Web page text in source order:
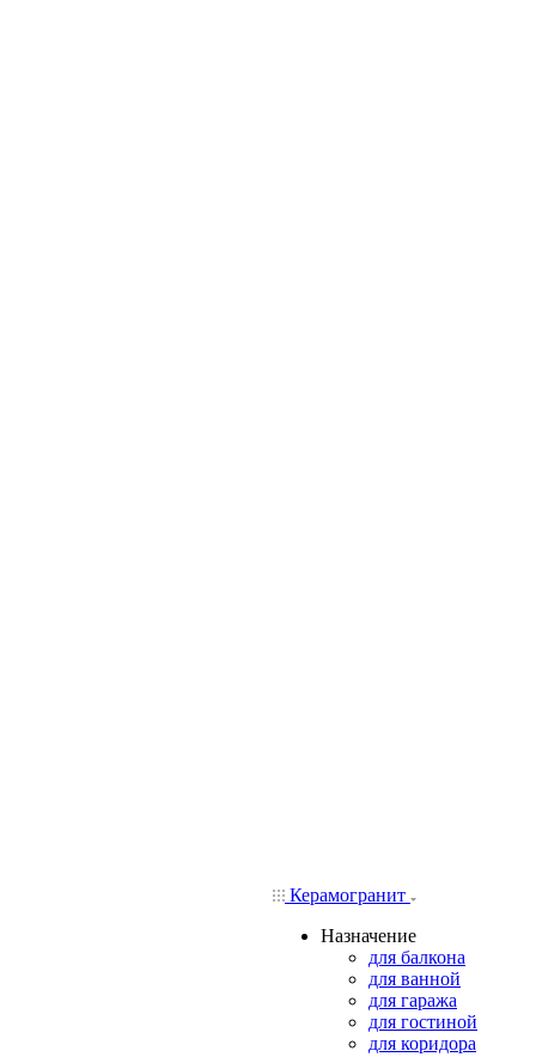
Керамогранит
Назначение
для балкона
для ванной
для гаража
для гостиной
для коридора